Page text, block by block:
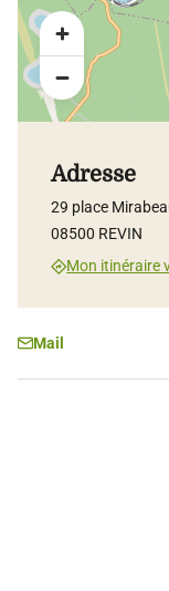
Adresse
29 place
08500 REVIN
Mon itinéraire
Mail